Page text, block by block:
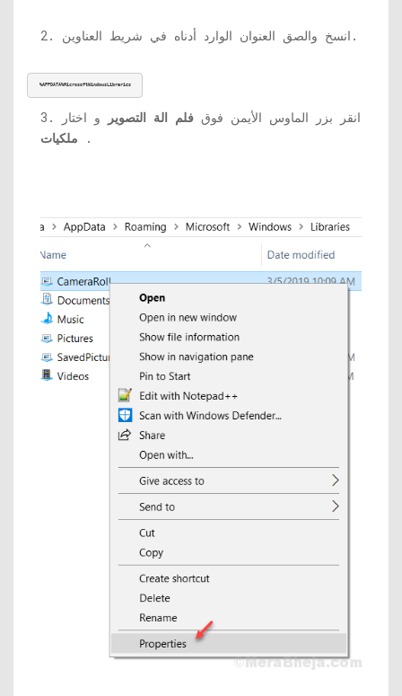
2. انسخ والصق العنوان الوارد أدناه في شريط العناوين.
%APPDATA%MicrosoftWindowsLibraries
3. انقر بزر الماوس الأيمن فوق فلم الة التصوير
و اختار
ملكيات .